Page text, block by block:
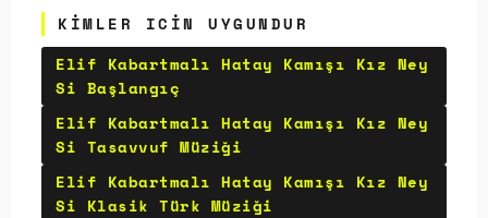
KIMLER ICIN UYGUNDUR
Elif Kabartmalı Hatay Kamışı Kız Ney
Si Başlangıç
Elif Kabartmalı Hatay Kamışı Kız Ney
Si Tasavvuf Müziği
Elif Kabartmalı Hatay Kamışı Kız Ney
Si Klasik Türk Müziği